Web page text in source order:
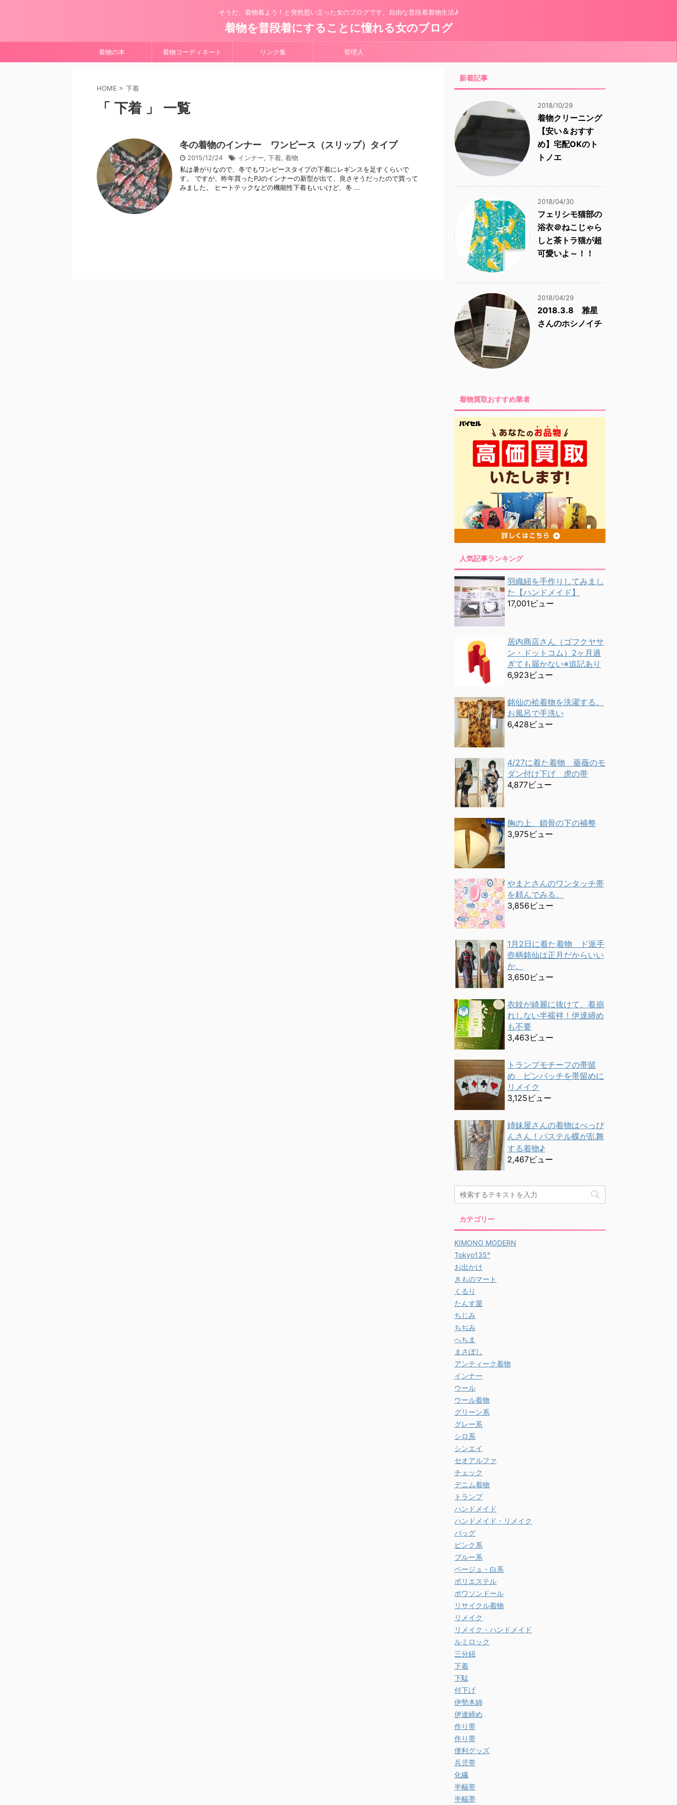
そうだ、着物着よう！と突然思い立った女のブログです。自由な普段着着物生活♪
着物を普段着にすることに憧れる女のブログ
着物の本 着物コーディネート リンク集 管理人
HOME > 下着
「 下着 」 一覧
冬の着物のインナー ワンピース（スリップ）タイプ
2015/12/24 インナー, 下着, 着物
私は暑がりなので、冬でもワンピースタイプの下着にレギンスを足すくらいで
す。 ですが、昨年買ったPJのインナーの新型が出て、良さそうだったので買って
みました。 ヒートテックなどの機能性下着もいいけど、冬 ...
新着記事
2018/10/29
着物クリーニング
【安い＆おすす
め】宅配OKのト
トノエ
2018/04/30
フェリシモ猫部の
浴衣＠ねこじゃら
しと茶トラ猫が超
可愛いよ～！！
2018/04/29
2018.3.8 雅星
さんのホシノイチ
着物買取おすすめ業者
人気記事ランキング
羽織紐を手作りしてみまし
た【ハンドメイド】
17,001ビュー
居内商店さん（ゴフクヤサ
ン・ドットコム）2ヶ月過
ぎても届かない※追記あり
6,923ビュー
銘仙の袷着物を洗濯する。
お風呂で手洗い
6,428ビュー
4/27に着た着物 薔薇のモ
ダン付け下げ 虎の帯
4,877ビュー
胸の上、鎖骨の下の補整
3,975ビュー
やまとさんのワンタッチ帯
を頼んでみる。
3,856ビュー
1月2日に着た着物 ド派手
壺柄銘仙は正月だからいい
か。
3,650ビュー
衣紋が綺麗に抜けて、着崩
れしない半襦袢！伊達締め
も不要
3,463ビュー
トランプモチーフの帯留
め ピンバッチを帯留めに
リメイク
3,125ビュー
姉妹屋さんの着物はべっぴ
んさん！パステル蝶が乱舞
する着物♪
2,467ビュー
カテゴリー
KIMONO MODERN
Tokyo135°
お出かけ
きものマート
くるり
たんす屋
ちじみ
ちぢみ
へちま
まさぼし
アンティーク着物
インナー
ウール
ウール着物
グリーン系
グレー系
シロ系
シンエイ
セオアルファ
チェック
デニム着物
トランプ
ハンドメイド
ハンドメイド・リメイク
バッグ
ピンク系
ブルー系
ベージュ・白系
ポリエステル
ポワソンドール
リサイクル着物
リメイク
リメイク・ハンドメイド
ルミロック
三分紐
下着
下駄
付下げ
伊勢木綿
伊達締め
作り帯
作り帯
便利グッズ
兵児帯
化繊
半幅帯
半幅帯